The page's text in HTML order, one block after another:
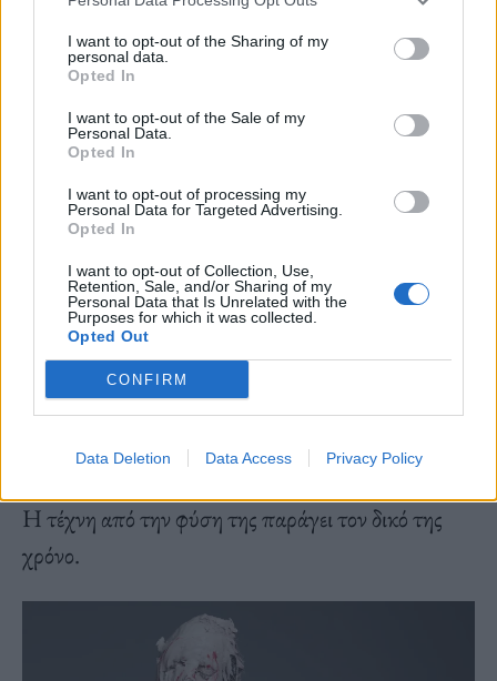
I want to opt-out of the Sharing of my
personal data.
Opted In
I want to opt-out of the Sale of my
Personal Data.
Opted In
I want to opt-out of processing my
Personal Data for Targeted Advertising.
Opted In
I want to opt-out of Collection, Use,
Retention, Sale, and/or Sharing of my
Personal Data that Is Unrelated with the
Purposes for which it was collected.
Opted Out
CONFIRM
Data Deletion Data Access Privacy Policy
καλλιτέχνες που γνωρίζω κάθε χρόνο στα
από τους λόγους που αποφασίσαμε με την Μαρία
Λάππα που είναι η σύνδεσμός μου στην Ελλάδα,
να ανταποκριθούμε στο κάλεσμα του θεάτρου
Nous με την συνέχεια του “Transfiguration” που
είναι το “Hybridation”.
– Η performance είναι μια εφήμερη τέχνη, ενώ η
γλυπτική έχει κάτι πιο μόνιμο. Πώς
αντιλαμβάνεστε τον ρόλο του χρόνου στις
Η τέχνη από την φύση της παράγει τον δικό της
χρόνο.